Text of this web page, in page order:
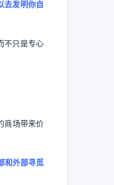
去发明你自
不只是专心
商场带来价
和外部寻觅